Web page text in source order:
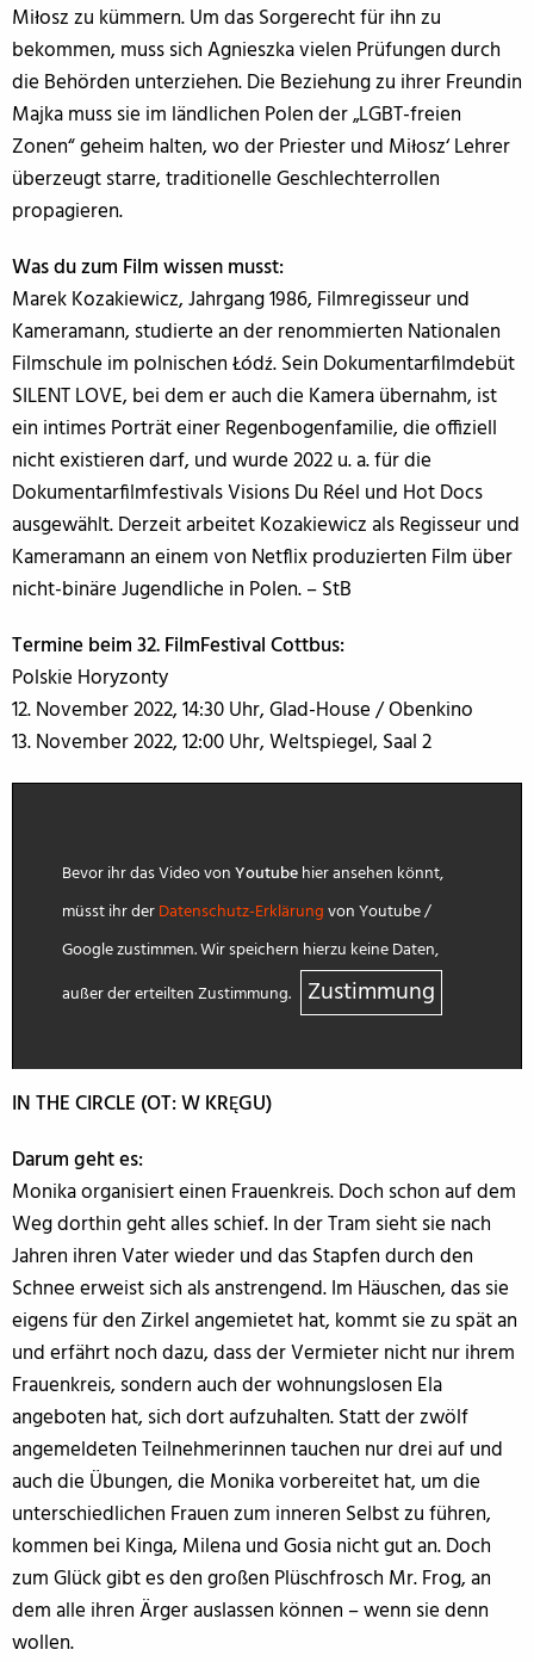
Miłosz zu kümmern. Um das Sorgerecht für ihn zu
bekommen, muss sich Agnieszka vielen Prüfungen durch
die Behörden unterziehen. Die Beziehung zu ihrer Freundin
Majka muss sie im ländlichen Polen der „LGBT-freien
Zonen“ geheim halten, wo der Priester und Miłosz‘ Lehrer
überzeugt starre, traditionelle Geschlechterrollen
propagieren.
Was du zum Film wissen musst:
Marek Kozakiewicz, Jahrgang 1986, Filmregisseur und
Kameramann, studierte an der renommierten Nationalen
Filmschule im polnischen Łódź. Sein Dokumentarfilmdebüt
SILENT LOVE, bei dem er auch die Kamera übernahm, ist
ein intimes Porträt einer Regenbogenfamilie, die offiziell
nicht existieren darf, und wurde 2022 u. a. für die
Dokumentarfilmfestivals Visions Du Réel und Hot Docs
ausgewählt. Derzeit arbeitet Kozakiewicz als Regisseur und
Kameramann an einem von Netflix produzierten Film über
nicht-binäre Jugendliche in Polen. – StB
Termine beim 32. FilmFestival Cottbus:
Polskie Horyzonty
12. November 2022, 14:30 Uhr, Glad-House / Obenkino
13. November 2022, 12:00 Uhr, Weltspiegel, Saal 2
Bevor ihr das Video vonYoutubehier ansehen könnt,
müsst ihr derDatenschutz-Erklärungvon Youtube /
Google zustimmen. Wir speichern hierzu keine Daten,
außer der erteilten Zustimmung.
Zustimmung
IN THE CIRCLE (OT: W KRĘGU)
Darum geht es:
Monika organisiert einen Frauenkreis. Doch schon auf dem
Weg dorthin geht alles schief. In der Tram sieht sie nach
Jahren ihren Vater wieder und das Stapfen durch den
Schnee erweist sich als anstrengend. Im Häuschen, das sie
eigens für den Zirkel angemietet hat, kommt sie zu spät an
und erfährt noch dazu, dass der Vermieter nicht nur ihrem
Frauenkreis, sondern auch der wohnungslosen Ela
angeboten hat, sich dort aufzuhalten. Statt der zwölf
angemeldeten Teilnehmerinnen tauchen nur drei auf und
auch die Übungen, die Monika vorbereitet hat, um die
unterschiedlichen Frauen zum inneren Selbst zu führen,
kommen bei Kinga, Milena und Gosia nicht gut an. Doch
zum Glück gibt es den großen Plüschfrosch Mr. Frog, an
dem alle ihren Ärger auslassen können – wenn sie denn
wollen.